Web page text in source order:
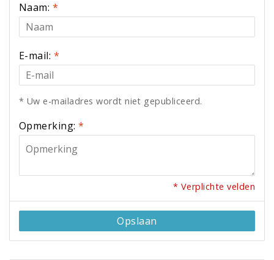
Naam: *
E-mail: *
* Uw e-mailadres wordt niet gepubliceerd.
Opmerking:*
* Verplichte velden
Opslaan